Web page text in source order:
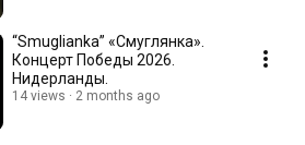
“Smuglianka” «Смуглянка».
Концерт Победы 2026.
Нидерланды.
14 views 2 months ago